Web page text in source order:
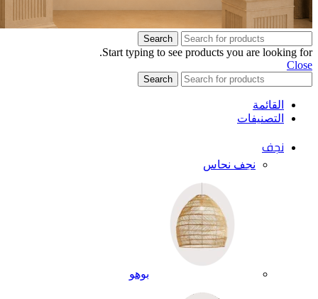
Search
Start typing to see products you are looking for.
Close
Search
القائمة
التصنيفات
نجف
نجف نحاس
بوهو